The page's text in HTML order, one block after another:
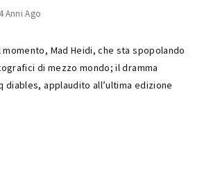
4 Anni Ago
Mad Heidi, che sta spopolando
di mezzo mondo; il dramma
diables, applaudito all’ultima edizione